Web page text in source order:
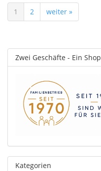
1 2 weiter »
Zwei Geschäfte - Ein Shop
Kategorien